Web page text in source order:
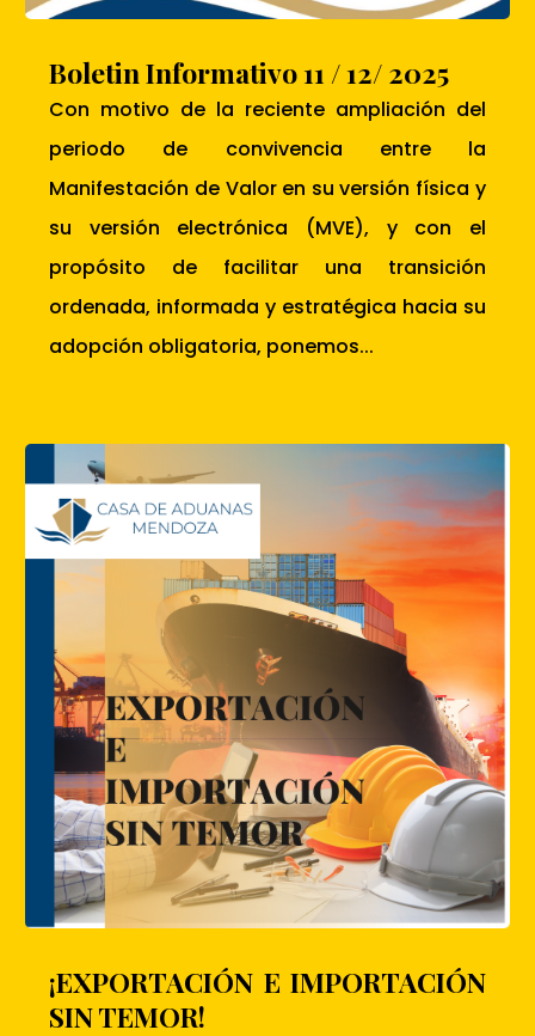
Boletin Informativo 11 / 12/ 2025
Con motivo de la reciente ampliación del
periodo de convivencia entre la
Manifestación de Valor en su versión física y
su versión electrónica (MVE), y con el
propósito de facilitar una transición
ordenada, informada y estratégica hacia su
adopción obligatoria, ponemos...
¡EXPORTACIÓN E IMPORTACIÓN
SIN TEMOR!